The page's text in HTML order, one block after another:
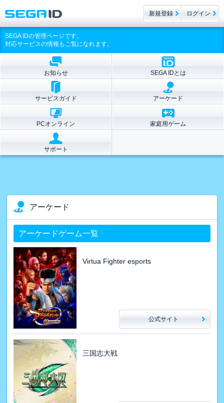
SEGA IDの管理ページです。
対応サービスの情報もご覧になれます。
お知らせ SEGA IDとは
サービスガイド アーケード
PCオンライン 家庭用ゲーム
サポート
アーケード
アーケードゲーム一覧
Virtua Fighter esports
公式サイト
三国志大戦
新規登録 ログイン